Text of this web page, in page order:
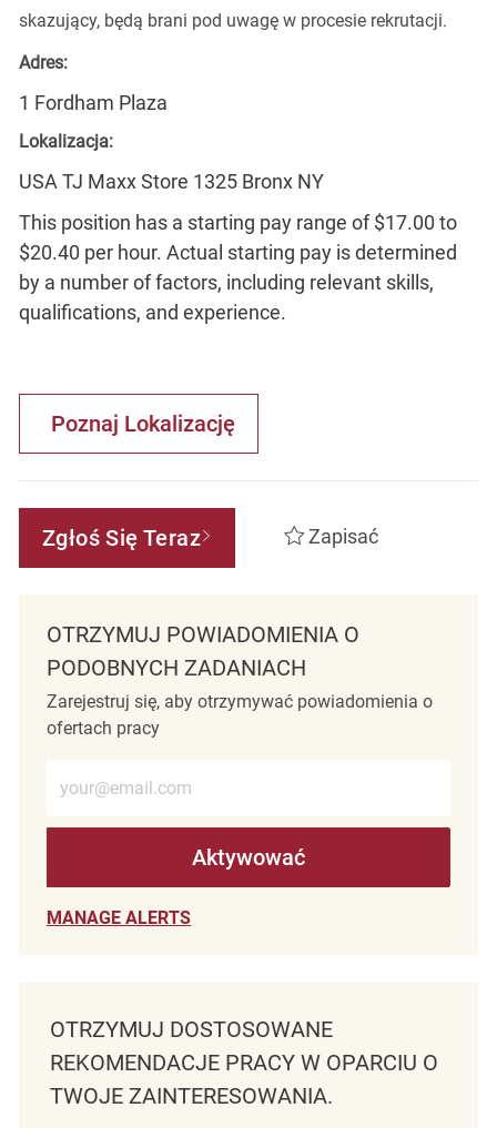
skazujący, będą brani pod uwagę w procesie rekrutacji.
Adres:
1 Fordham Plaza
Lokalizacja:
USA TJ Maxx Store 1325 Bronx NY
This position has a starting pay range of $17.00 to
$20.40 per hour. Actual starting pay is determined
by a number of factors, including relevant skills,
qualifications, and experience.
Poznaj Lokalizację
Zgłoś Się Teraz Zapisać
OTRZYMUJ POWIADOMIENIA O
PODOBNYCH ZADANIACH
Zarejestruj się, aby otrzymywać powiadomienia o
ofertach pracy
Aktywować
MANAGE ALERTS
OTRZYMUJ DOSTOSOWANE
REKOMENDACJE PRACY W OPARCIU O
TWOJE ZAINTERESOWANIA.